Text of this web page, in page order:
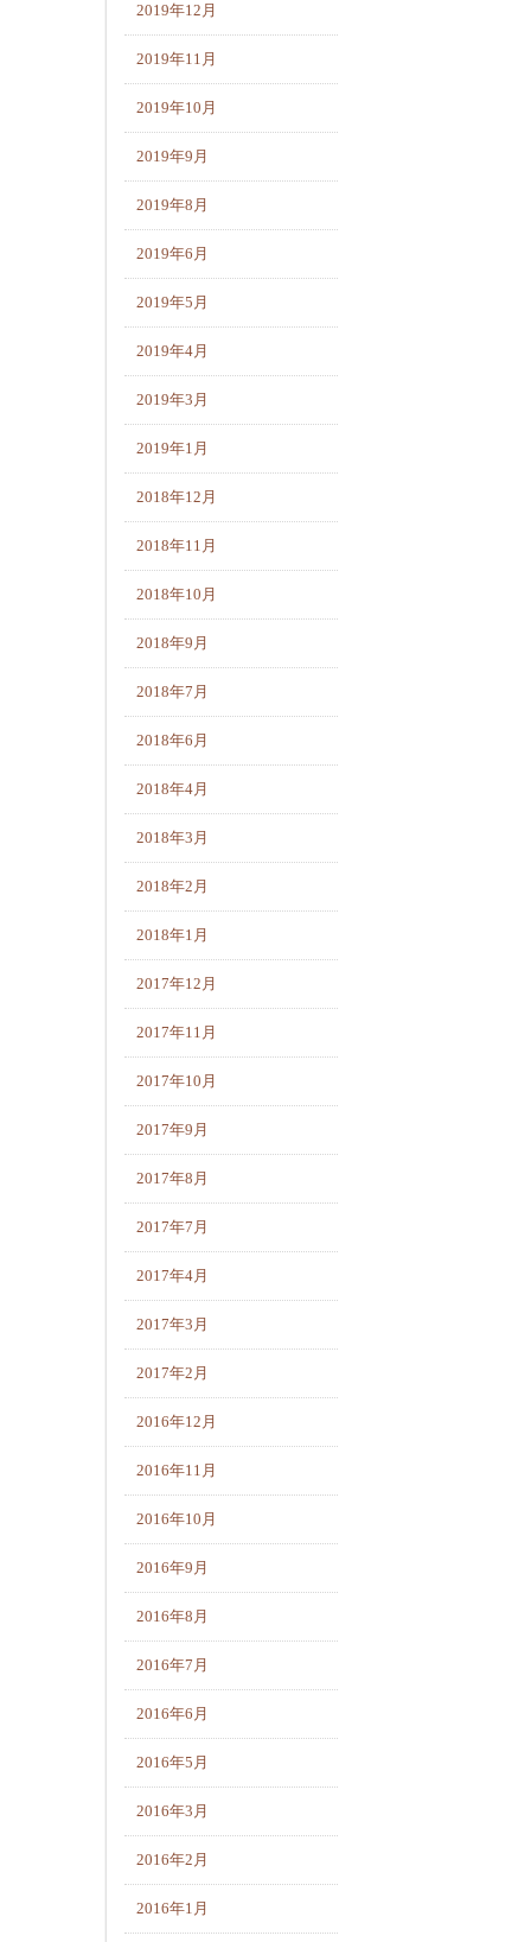
2019年12月
2019年11月
2019年10月
2019年9月
2019年8月
2019年6月
2019年5月
2019年4月
2019年3月
2019年1月
2018年12月
2018年11月
2018年10月
2018年9月
2018年7月
2018年6月
2018年4月
2018年3月
2018年2月
2018年1月
2017年12月
2017年11月
2017年10月
2017年9月
2017年8月
2017年7月
2017年4月
2017年3月
2017年2月
2016年12月
2016年11月
2016年10月
2016年9月
2016年8月
2016年7月
2016年6月
2016年5月
2016年3月
2016年2月
2016年1月